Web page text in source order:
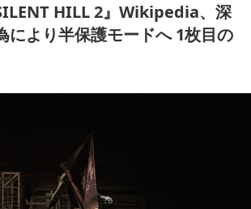
HILL 2』Wikipedia、深
により半保護モードへ 1枚目の